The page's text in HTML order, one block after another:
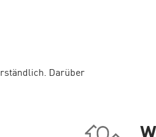
Darüber